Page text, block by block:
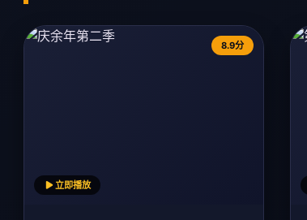
8.9分
立即播放